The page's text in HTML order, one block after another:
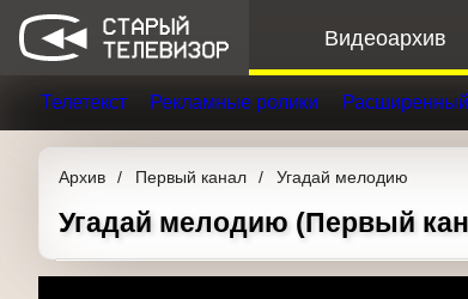
Видеоархив
Телетекст Рекламные ролики
Архив Первый канал Угадай мелодию
Угадай мелодию (Первый